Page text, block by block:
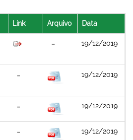
Link Arquivo Data
19/12/2019
19/12/2019
19/12/2019
19/12/2019